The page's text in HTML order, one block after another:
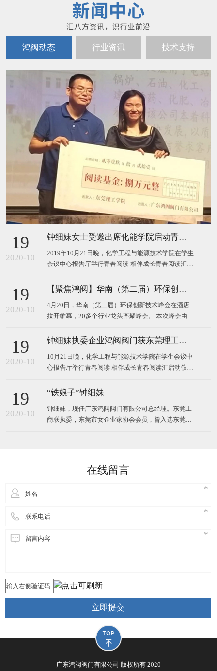
鸿阀动态 行业资讯 技术支持
19
2020-10
钟细妹女士受邀出席化能学院启动青春阅读汇系列活动
2019年10月21日晚，化学工程与能源技术学院在学生
会议中心报告厅举行青春阅读 相伴成长青春阅读汇启
限公司董事长钟细妹、化能学院党委书记夏勇、化能
场仪式。化能学院党委委员、各支部书记、政治辅导
员、班主任
19
2020-10
【聚焦鸿阀】华南（第二届）环保创新技术峰会
4月20日，华南（第二届）环保创新技术峰会在酒店
拉开帷幕，20多个行业龙头齐聚峰会。 本次峰会由广
司作为主办方，以高新技术对接，最新技术产品，超
用，共同将环
19
2020-10
钟细妹执委企业鸿阀阀门获东莞理工学院校长马宏伟亲赠牌匾
10月21日晚，化学工程与能源技术学院在学生会议中
心报告厅举行青春阅读 相伴成长青春阅读汇启动仪
妹，与东莞理工学院党委副书记、校长马宏伟，化能
处长廖文波出席本场仪式。化能学院各支部书记、政
治辅导员、班
19
2020-10
“铁娘子”钟细妹
钟细妹，现任广东鸿阀阀门有限公司总经理。东莞工
商联执委，东莞市女企业家协会会员，曾入选东莞报
在线留言
立即提交
广东鸿阀阀门有限公司 版权所有 2020